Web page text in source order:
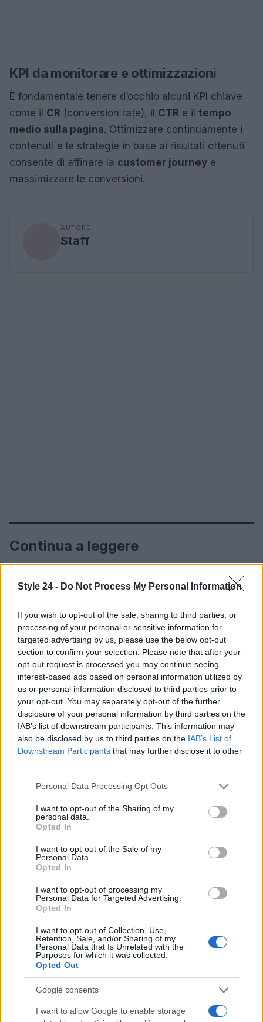
Style 24 - Do Not Process My Personal Information
If you wish to opt-out of the sale, sharing to third parties, or
processing of your personal or sensitive information for
targeted advertising by us, please use the below opt-out
section to confirm your selection. Please note that after your
opt-out request is processed you may continue seeing
interest-based ads based on personal information utilized by
us or personal information disclosed to third parties prior to
your opt-out. You may separately opt-out of the further
disclosure of your personal information by third parties on the
IAB’s list of downstream participants. This information may
also be disclosed by us to third parties on the IAB’s List of
Downstream Participants that may further disclose it to other
Please note that this website/app uses one or more Google
not limited to your visit or usage behaviour. You may click to
grant or deny consent to Google and its third-party tags to
use your data for below specified purposes in below Google
consent section.
Personal Data Processing Opt Outs
I want to opt-out of the Sharing of my
personal data.
Opted In
I want to opt-out of the Sale of my
Personal Data.
Opted In
I want to opt-out of processing my
Personal Data for Targeted Advertising.
Opted In
I want to opt-out of Collection, Use,
Retention, Sale, and/or Sharing of my
Personal Data that Is Unrelated with the
Purposes for which it was collected.
Opted Out
Google consents
I want to allow Google to enable storage
KPI da monitorare e ottimizzazioni
È fondamentale tenere d’occhio alcuni KPI chiave
come il CR (conversion rate), il CTR e il tempo
medio sulla pagina. Ottimizzare continuamente i
contenuti e le strategie in base ai risultati ottenuti
consente di affinare la customer journey e
massimizzare le conversioni.
AUTORE
Staff
Continua a leggere
Le nuove Havaianas Kitten Heel debuttano a
Copenhagen: un mix di comfort e stile
BELLEZZA
Milano ospita una mostra sul contrasto tra ideale e
reale nell’arte rinascimentale
Camilla Fiore · 7 Ago 2026